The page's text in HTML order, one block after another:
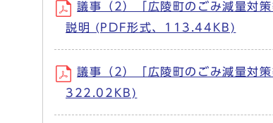
議事（2）「広陵町のごみ減量対
説明 (PDF形式、113.44KB)
議事（2）「広陵町のごみ減量対
322.02KB)